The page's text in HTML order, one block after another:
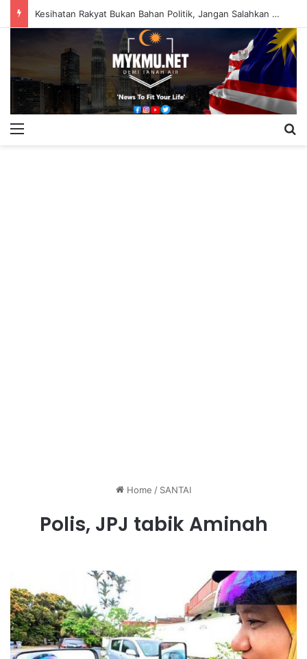
Kesihatan Rakyat Bukan Bahan Politik, Jangan Salahkan Onn Hafiz – Haslinda Salleh
Home / SANTAI
Polis, JPJ tabik Aminah